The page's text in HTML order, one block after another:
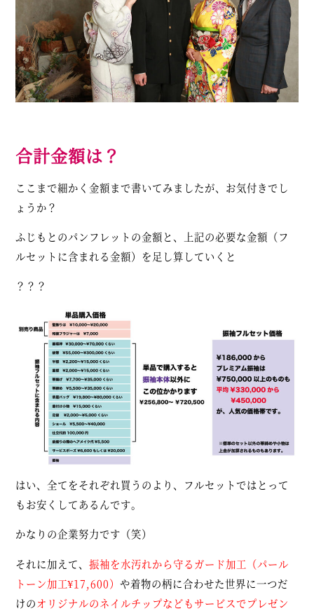
合計金額は？
ここまで細かく金額まで書いてみましたが、お気付きでし
ょうか？
ふじもとのパンフレットの金額と、上記の必要な金額（フ
ルセットに含まれる金額）を足し算していくと
？？？
はい、全てをそれぞれ買うのより、フルセットではとって
もお安くしてあるんです。
かなりの企業努力です（笑）
それに加えて、振袖を水汚れから守るガード加工（パール
トーン加工¥17,600）や着物の柄に合わせた世界に一つだ
けのオリジナルのネイルチップなどもサービスでプレゼン